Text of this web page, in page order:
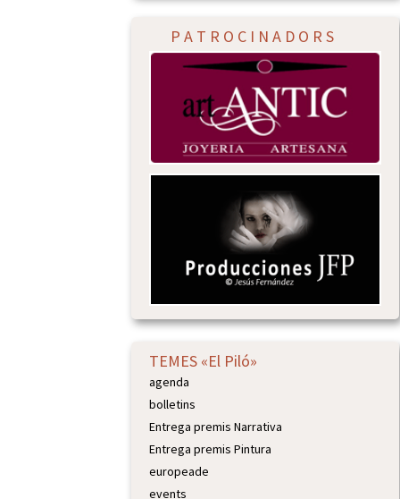
P A T R O C I N A D O R S
TEMES «El Piló»
agenda
bolletins
Entrega premis Narrativa
Entrega premis Pintura
europeade
events